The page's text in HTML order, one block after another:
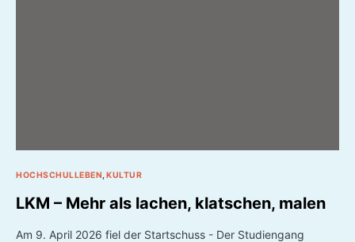
HOCHSCHULLEBEN KULTUR
LKM – Mehr als lachen, klatschen, malen
Am 9. April 2026 fiel der Startschuss - Der Studiengang